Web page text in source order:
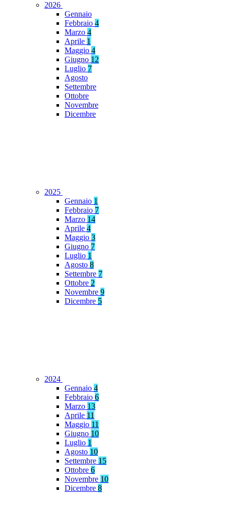
2026
Gennaio
Febbraio 4
Marzo 4
Aprile 1
Maggio 4
Giugno 12
Luglio 7
Agosto
Settembre
Ottobre
Novembre
Dicembre
2025
Gennaio 1
Febbraio 7
Marzo 14
Aprile 4
Maggio 3
Giugno 7
Luglio 1
Agosto 8
Settembre 7
Ottobre 2
Novembre 9
Dicembre 5
2024
Gennaio 4
Febbraio 6
Marzo 13
Aprile 11
Maggio 11
Giugno 10
Luglio 1
Agosto 10
Settembre 15
Ottobre 6
Novembre 10
Dicembre 8